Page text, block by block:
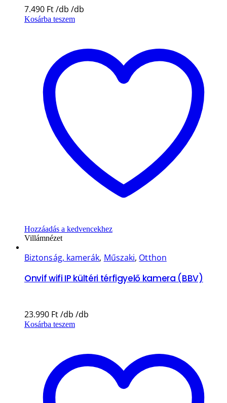
7.490 Ft
Kosárba teszem
Hozzáadás a kedvencekhez
Villámnézet
Biztonság, kamerák, Műszaki, Otthon
Onvif wifi IP kültéri térfigyelő kamera (BBV)
23.990 Ft
Kosárba teszem